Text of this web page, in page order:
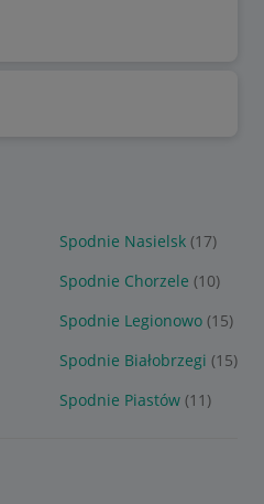
Spodnie Nasielsk (17)
Spodnie Chorzele (10)
Spodnie Legionowo (15)
Spodnie Białobrzegi (15)
Spodnie Piastów (11)